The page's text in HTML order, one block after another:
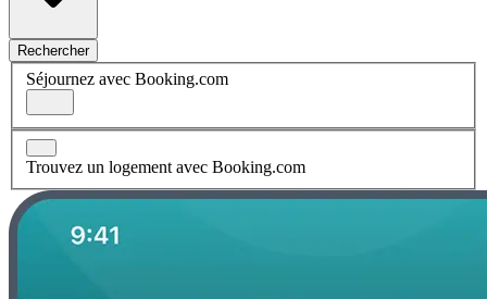
Rechercher
Séjournez avec Booking.com
Trouvez un logement avec Booking.com